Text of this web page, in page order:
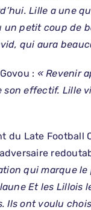
Lille a une
petit coup de
qui aura
: « Revenir
effectif. Lille
du Late Football
qui marque
Et les Lillois
Ils ont voulu